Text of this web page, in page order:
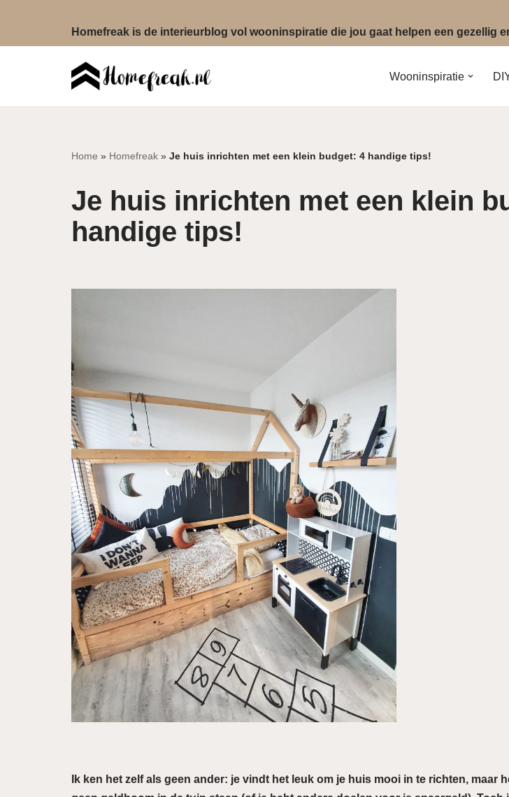
Homefreak is de interieurblog vol wooninspiratie die jou gaat helpen een gezellig
Wooninspiratie
Home » Homefreak » Je huis inrichten met een klein budget: 4 handige tips!
Je huis inrichten met een klein
handige tips!
Ik ken het zelf als geen ander: je vindt het leuk om je huis mooi in te richten, maar